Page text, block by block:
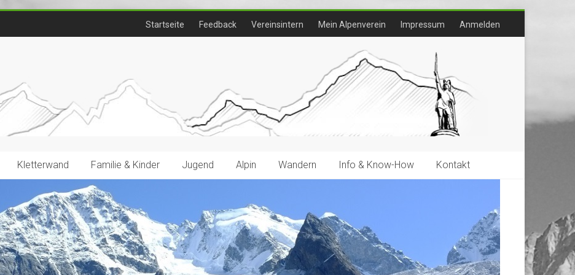
Startseite Feedback Vereinsintern Mein Alpenverein Impressum Anmelden
Kletterwand Familie & Kinder Jugend Alpin Wandern Info & Know-How Kontakt